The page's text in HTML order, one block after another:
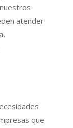
atender
que